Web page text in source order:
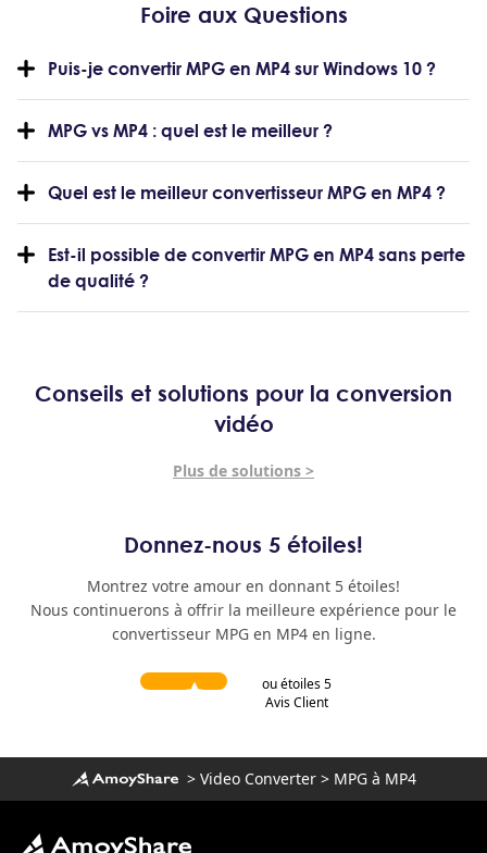
Foire aux Questions
Puis-je convertir MPG en MP4 sur Windows 10 ?
MPG vs MP4 : quel est le meilleur ?
Quel est le meilleur convertisseur MPG en MP4 ?
Est-il possible de convertir MPG en MP4 sans perte
de qualité ?
Conseils et solutions pour la conversion
vidéo
Plus de solutions >
Donnez-nous 5 étoiles!
Montrez votre amour en donnant 5 étoiles!
Nous continuerons à offrir la meilleure expérience pour le
convertisseur MPG en MP4 en ligne.
ou étoiles 5
Avis Client
> Video Converter> MPG à MP4